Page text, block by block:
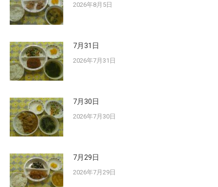
2026年8月5日
7月31日
2026年7月31日
7月30日
2026年7月30日
7月29日
2026年7月29日